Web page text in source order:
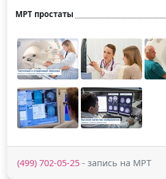
МРТ простаты
(499) 702-05-25 - запись на МРТ